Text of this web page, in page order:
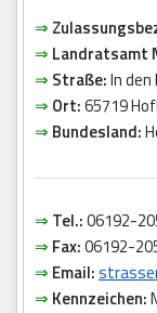
⇒
⇒ Landratsamt
⇒ Straße:In den
⇒ Ort:65719
⇒ Bundesland:
⇒ Tel.:06192-
⇒ Fax:06192-
⇒ Email:
⇒ Kennzeichen: